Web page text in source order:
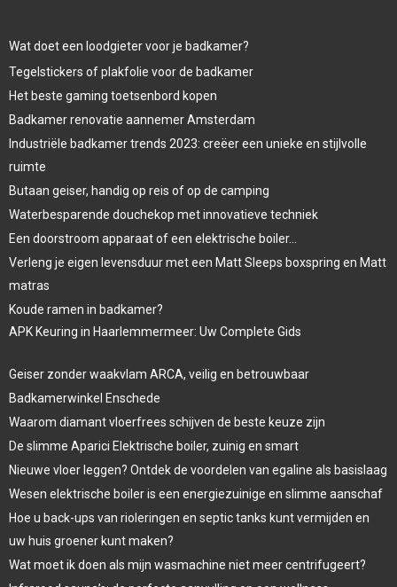
Wat doet een loodgieter voor je badkamer?
Tegelstickers of plakfolie voor de badkamer
Het beste gaming toetsenbord kopen
Badkamer renovatie aannemer Amsterdam
Industriële badkamer trends 2023: creëer een unieke en stijlvolle
ruimte
Butaan geiser, handig op reis of op de camping
Waterbesparende douchekop met innovatieve techniek
Een doorstroom apparaat of een elektrische boiler…
Verleng je eigen levensduur met een Matt Sleeps boxspring en Matt
matras
Koude ramen in badkamer?
APK Keuring in Haarlemmermeer: Uw Complete Gids
Geiser zonder waakvlam ARCA, veilig en betrouwbaar
Badkamerwinkel Enschede
Waarom diamant vloerfrees schijven de beste keuze zijn
De slimme Aparici Elektrische boiler, zuinig en smart
Nieuwe vloer leggen? Ontdek de voordelen van egaline als basislaag
Wesen elektrische boiler is een energiezuinige en slimme aanschaf
Hoe u back-ups van rioleringen en septic tanks kunt vermijden en
uw huis groener kunt maken?
Wat moet ik doen als mijn wasmachine niet meer centrifugeert?